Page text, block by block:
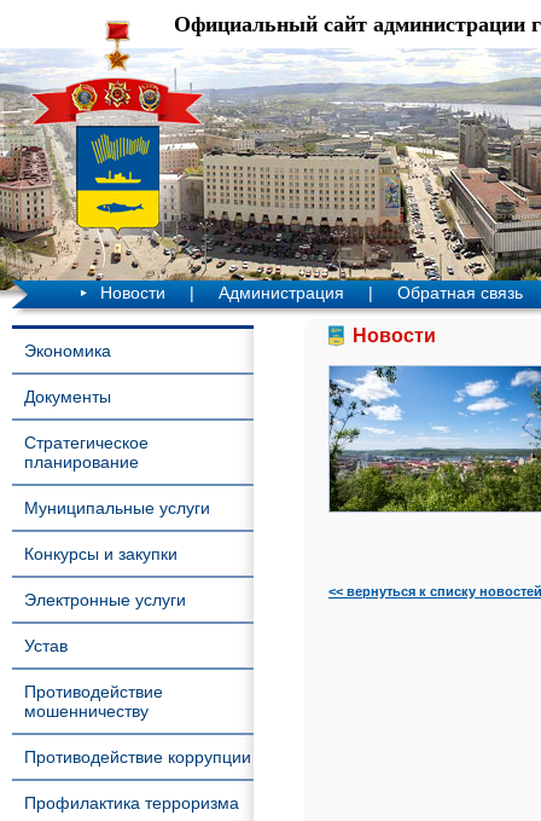
Официальный сайт администрации
Новости | Администрация | Обратная связь
Экономика
Документы
Стратегическое
планирование
Муниципальные услуги
Конкурсы и закупки
Электронные услуги
Устав
Противодействие
мошенничеству
Противодействие коррупции
Профилактика терроризма
Новости
<< вернуться к списку новостей